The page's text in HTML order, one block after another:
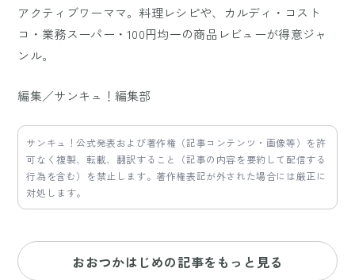
アクティブワーママ。料理レシピや、カルディ・コスト
コ・業務スーパー・100円均一の商品レビューが得意ジャ
ンル。
編集／サンキュ！編集部
サンキュ！公式発表および著作権（記事コンテンツ・画像等）を許
可なく複製、転載、翻訳すること（記事の内容を要約して配信する
行為を含む）を禁止します。著作権表記が外された場合には厳正に
対処します。
おおつかはじめの記事をもっと見る